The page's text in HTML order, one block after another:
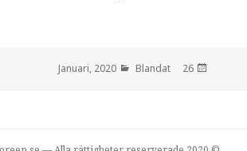
den
26 Januari, 2020
Blandat